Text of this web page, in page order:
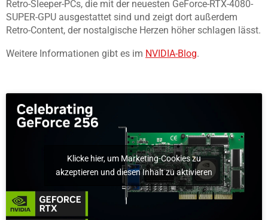
Retro-Sleeper-PCs, die mit der neuesten GeForce-RTX-4080-
SUPER-GPU ausgestattet sind und zeigt dort außerdem
Retro-Content, der nostalgische Herzen höher schlagen lässt.
Weitere Informationen gibt es im NVIDIA-Blog.
Klicke hier, um Marketing-Cookies zu
akzeptieren und diesen Inhalt zu aktivieren